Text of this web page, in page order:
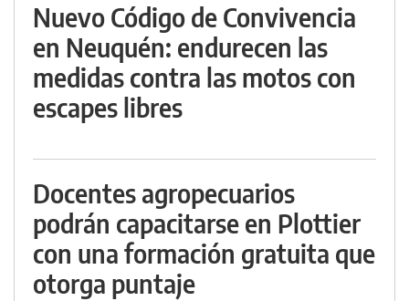
Nuevo Código de Convivencia
en Neuquén: endurecen las
medidas contra las motos con
escapes libres
Docentes agropecuarios
podrán capacitarse en Plottier
con una formación gratuita que
otorga puntaje